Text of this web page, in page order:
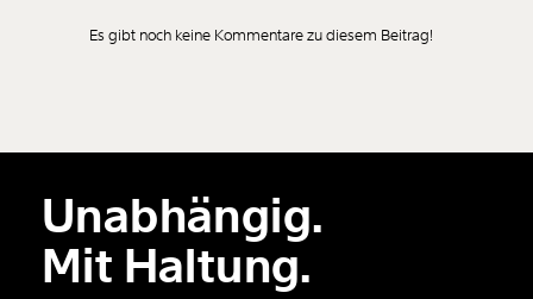
Der Inhalt dieses Feldes wird nicht öffentlich zugänglich angezeigt.
Es gibt noch keine Kommentare zu diesem Beitrag!
Unabhängig.
Mit Haltung.